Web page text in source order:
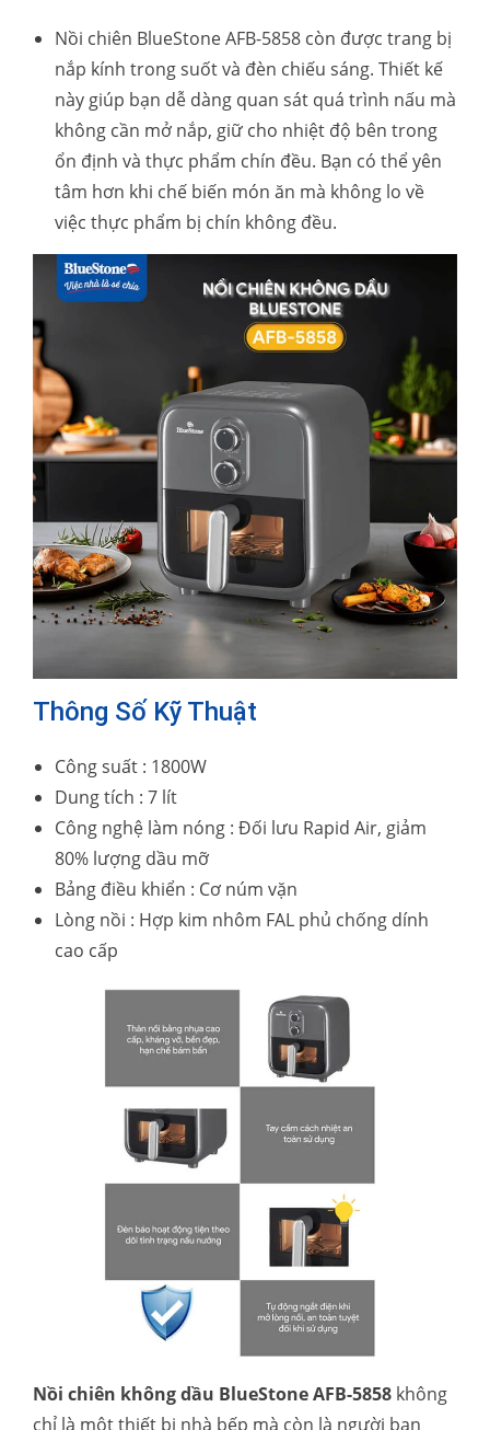
Nồi chiên BlueStone AFB-5858 còn được trang bị
nắp kính trong suốt và đèn chiếu sáng. Thiết kế
này giúp bạn dễ dàng quan sát quá trình nấu mà
không cần mở nắp, giữ cho nhiệt độ bên trong
ổn định và thực phẩm chín đều. Bạn có thể yên
tâm hơn khi chế biến món ăn mà không lo về
việc thực phẩm bị chín không đều.
Thông Số Kỹ Thuật
Công suất : 1800W
Dung tích : 7 lít
Công nghệ làm nóng : Đối lưu Rapid Air, giảm
80% lượng dầu mỡ
Bảng điều khiển : Cơ núm vặn
Lòng nồi : Hợp kim nhôm FAL phủ chống dính
cao cấp
Nồi chiên không dầu BlueStone AFB-5858 không
chỉ là một thiết bị nhà bếp mà còn là người bạn